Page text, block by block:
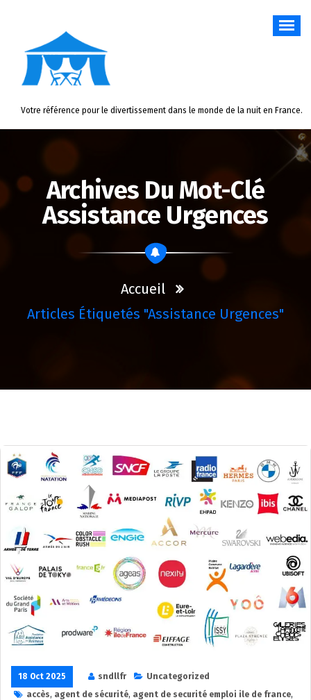
Votre référence pour le divertissement dans le monde de la nuit en France.
Archives Du Mot-Clé
Assistance Urgences
Accueil
Articles Étiquetés "assistance Urgences"
18 Oct 2025 sndllfr
Uncategorized
accès, agent de sécurité, agent de securité emploi ile de france,